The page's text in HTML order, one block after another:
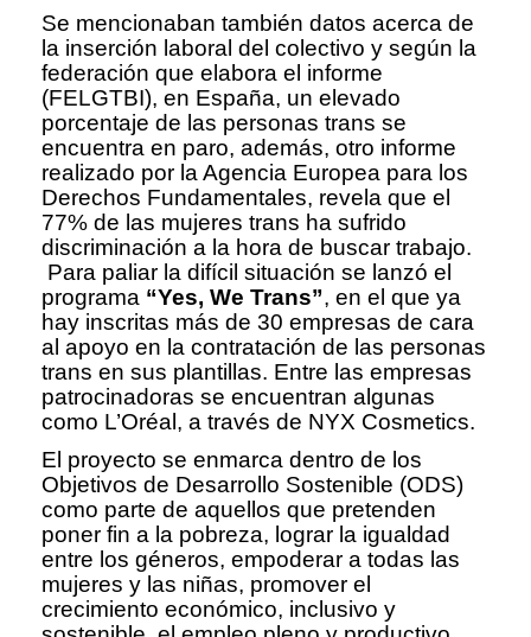
Se mencionaban también datos acerca de
la inserción laboral del colectivo y según la
federación que elabora el informe
(FELGTBI), en España, un elevado
porcentaje de las personas trans se
encuentra en paro, además, otro informe
realizado por la Agencia Europea para los
Derechos Fundamentales, revela que el
77% de las mujeres trans ha sufrido
discriminación a la hora de buscar trabajo.
Para paliar la difícil situación se lanzó el
programa “Yes, We Trans”, en el que ya
hay inscritas más de 30 empresas de cara
al apoyo en la contratación de las personas
trans en sus plantillas. Entre las empresas
patrocinadoras se encuentran algunas
como L’Oréal, a través de NYX Cosmetics.
El proyecto se enmarca dentro de los
Objetivos de Desarrollo Sostenible (ODS)
como parte de aquellos que pretenden
poner fin a la pobreza, lograr la igualdad
entre los géneros, empoderar a todas las
mujeres y las niñas, promover el
crecimiento económico, inclusivo y